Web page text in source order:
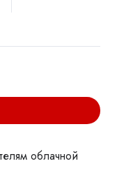
облачной